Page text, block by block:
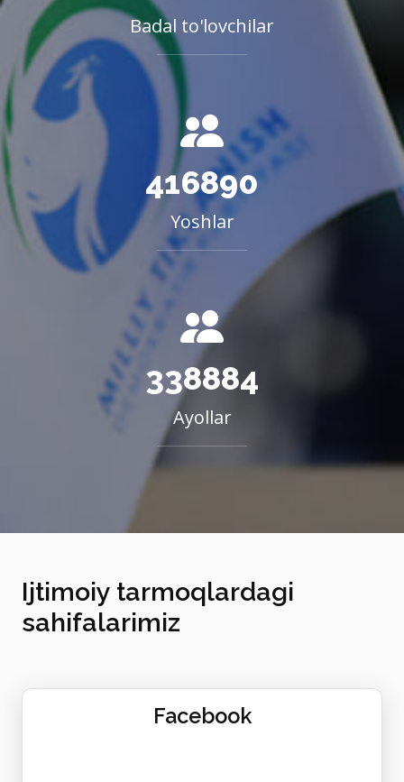
Badal to'lovchilar
416890
Yoshlar
338884
Ayollar
Ijtimoiy tarmoqlardagi
sahifalarimiz
Facebook